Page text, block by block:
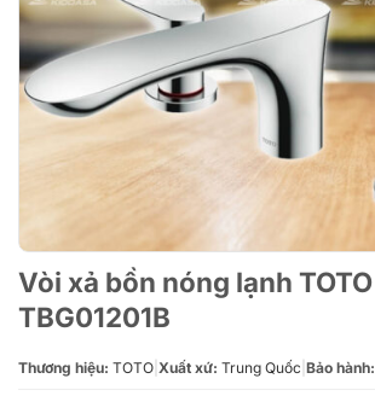
Vòi xả bồn nóng lạnh TOTO
TBG01201B
Thương hiệu: TOTO Xuất xứ: Trung Quốc Bảo hành: